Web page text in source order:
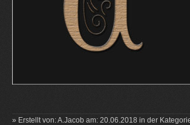
» Erstellt von: A.Jacob am: 20.06.2018 in der